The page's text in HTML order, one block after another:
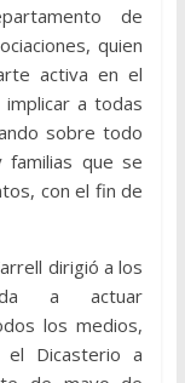
de
quien
activa en el
a todas
sobre todo
que se
con el fin de
dirigió a los
a actuar
los medios,
Dicasterio a